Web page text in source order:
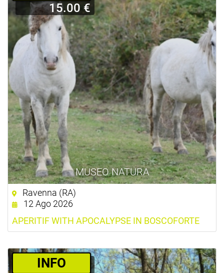
MUSEO NATURA
15.00 €
Ravenna (RA)
12 Ago 2026
APERITIF WITH APOCALYPSE IN BOSCOFORTE
­INFO